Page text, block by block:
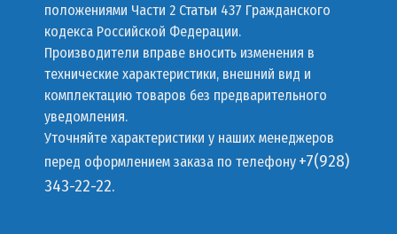
положениями Части 2 Статьи 437 Гражданского
кодекса Российской Федерации.
Производители вправе вносить изменения в
технические характеристики, внешний вид и
комплектацию товаров без предварительного
уведомления.
Уточняйте характеристики у наших менеджеров
перед оформлением заказа по телефону +7(928)
343-22-22.